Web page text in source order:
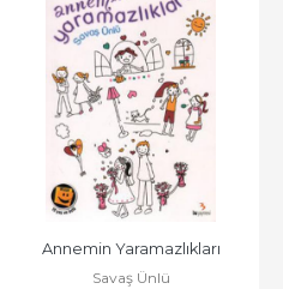
Annemin Yaramazlıkları
Savaş Ünlü